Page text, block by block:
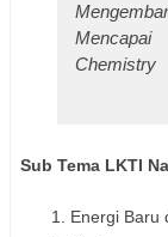
Chemistry
Sub Tema LKTI
Energi Baru